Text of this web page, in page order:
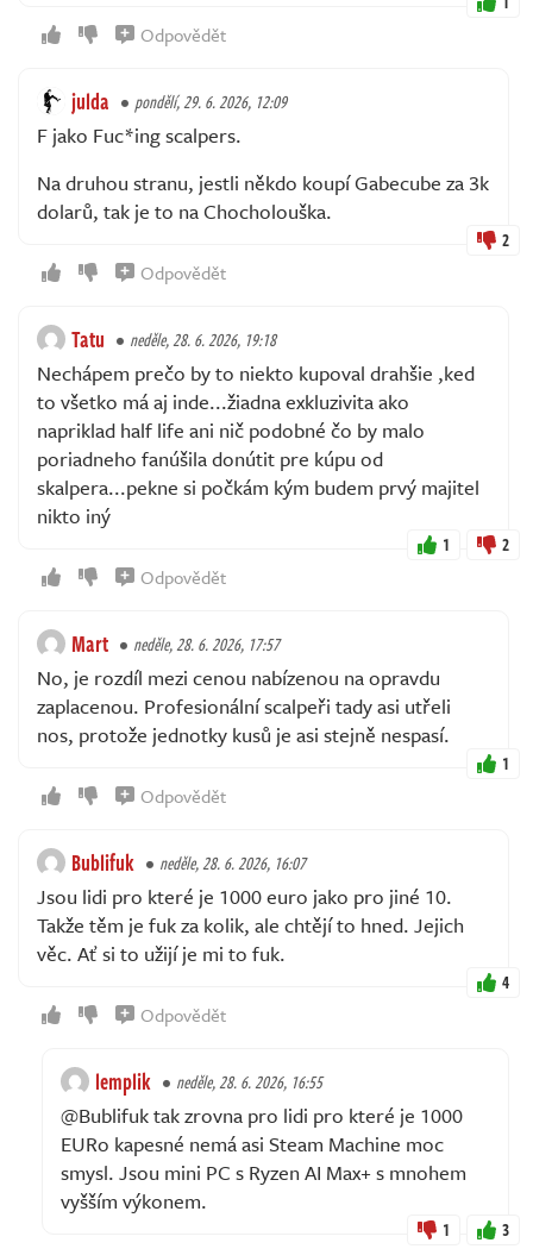
Odpovědět
julda pondělí, 29. 6. 2026, 12:09
F jako Fuc*ing scalpers.
Na druhou stranu, jestli někdo koupí Gabecube za 3k
dolarů, tak je to na Chocholouška.
2
Odpovědět
Tatu neděle, 28. 6. 2026, 19:18
Nechápem prečo by to niekto kupoval drahšie ,ked
to všetko má aj inde...žiadna exkluzivita ako
napriklad half life ani nič podobné čo by malo
poriadneho fanúšila donútit pre kúpu od
skalpera...pekne si počkám kým budem prvý majitel
nikto iný
1 2
Odpovědět
Mart neděle, 28. 6. 2026, 17:57
No, je rozdíl mezi cenou nabízenou na opravdu
zaplacenou. Profesionální scalpeři tady asi utřeli
nos, protože jednotky kusů je asi stejně nespasí.
1
Odpovědět
Bublifuk neděle, 28. 6. 2026, 16:07
Jsou lidi pro které je 1000 euro jako pro jiné 10.
Takže těm je fuk za kolik, ale chtějí to hned. Jejich
věc. Ať si to užijí je mi to fuk.
4
Odpovědět
lemplik neděle, 28. 6. 2026, 16:55
@Bublifuk tak zrovna pro lidi pro které je 1000
EURo kapesné nemá asi Steam Machine moc
smysl. Jsou mini PC s Ryzen AI Max+ s mnohem
vyšším výkonem.
1 3